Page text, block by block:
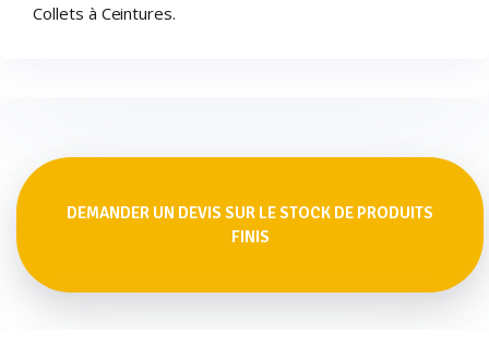
Collets à Ceintures.
DEMANDER UN DEVIS SUR LE STOCK DE PRODUITS
FINIS